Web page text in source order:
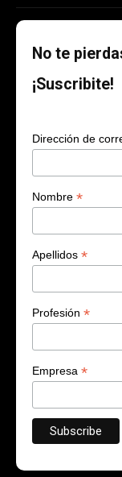
No te
¡Suscribite!
Dirección de
Nombre *
Apellidos *
Profesión *
Empresa *